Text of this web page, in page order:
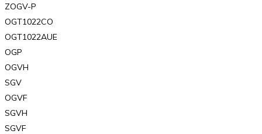
ZOGV-P
OGT1022CO
OGT1022AUE
OGP
OGVH
SGV
OGVF
SGVH
SGVF